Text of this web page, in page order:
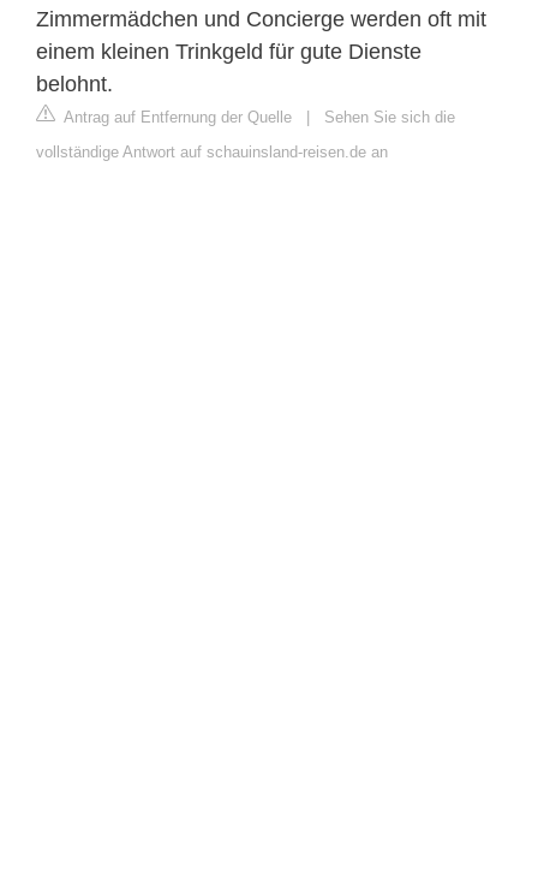
Zimmermädchen und Concierge werden oft mit
einem kleinen Trinkgeld für gute Dienste
belohnt.
Antrag auf Entfernung der Quelle | Sehen Sie sich die
vollständige Antwort auf schauinsland-reisen.de an